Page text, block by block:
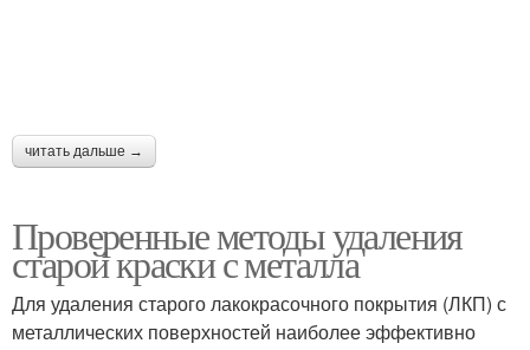
читать дальше →
Проверенные методы удаления
старой краски с металла
Для удаления старого лакокрасочного покрытия (ЛКП) с
металлических поверхностей наиболее эффективно